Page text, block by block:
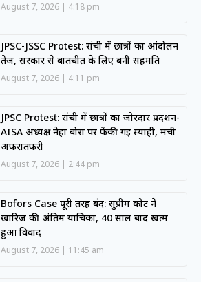
August 7, 2026 4:18 pm
JPSC-JSSC Protest: रांची में छात्रों का आंदोलन
तेज, सरकार से बातचीत के लिए बनी सहमति
August 7, 2026 4:11 pm
JPSC Protest: रांची में छात्रों का जोरदार प्रदर्शन-
AISA अध्यक्ष नेहा बोरा पर फेंकी गई स्याही, मची
अफरातफरी
August 7, 2026 2:44 pm
Bofors Case पूरी तरह बंद: सुप्रीम कोर्ट ने
खारिज की अंतिम याचिका, 40 साल बाद खत्म
हुआ विवाद
August 7, 2026 11:45 am